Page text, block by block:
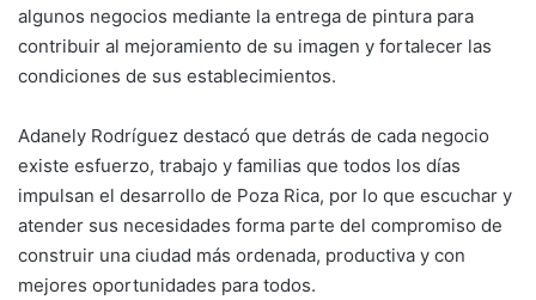
algunos negocios mediante la entrega de pintura para
contribuir al mejoramiento de su imagen y fortalecer las
condiciones de sus establecimientos.
Adanely Rodríguez destacó que detrás de cada negocio
existe esfuerzo, trabajo y familias que todos los días
impulsan el desarrollo de Poza Rica, por lo que escuchar y
atender sus necesidades forma parte del compromiso de
construir una ciudad más ordenada, productiva y con
mejores oportunidades para todos.